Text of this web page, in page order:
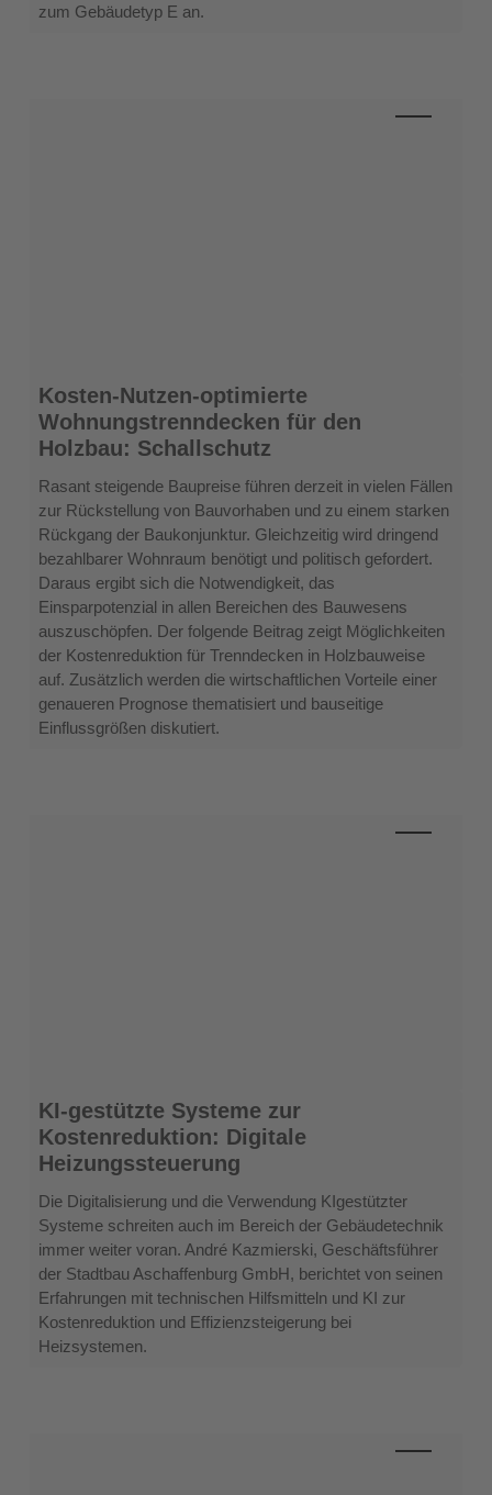
zum Gebäudetyp E an.
Kosten-
Nutzen-
optimierte
Wohnungstrenndecken
für
Holzbau:
Schallschutz
Kosten-Nutzen-optimierte
Wohnungstrenndecken für den
Holzbau: Schallschutz
Rasant steigende Baupreise führen derzeit in vielen Fällen
zur Rückstellung von Bauvorhaben und zu einem starken
Rückgang der Baukonjunktur. Gleichzeitig wird dringend
bezahlbarer Wohnraum benötigt und politisch gefordert.
Daraus ergibt sich die Notwendigkeit, das
Einsparpotenzial in allen Bereichen des Bauwesens
auszuschöpfen. Der folgende Beitrag zeigt Möglichkeiten
der Kostenreduktion für Trenndecken in Holzbauweise
auf. Zusätzlich werden die wirtschaftlichen Vorteile einer
genaueren Prognose thematisiert und bauseitige
Einflussgrößen diskutiert.
KI-
gestützte
Systeme
zur
Kostenreduktion:
Digitale
Heizungssteuerung
KI-gestützte Systeme zur
Kostenreduktion: Digitale
Heizungssteuerung
Die Digitalisierung und die Verwendung KIgestützter
Systeme schreiten auch im Bereich der Gebäudetechnik
immer weiter voran. André Kazmierski, Geschäftsführer
der Stadtbau Aschaffenburg GmbH, berichtet von seinen
Erfahrungen mit technischen Hilfsmitteln und KI zur
Kostenreduktion und Effizienzsteigerung bei
Heizsystemen.